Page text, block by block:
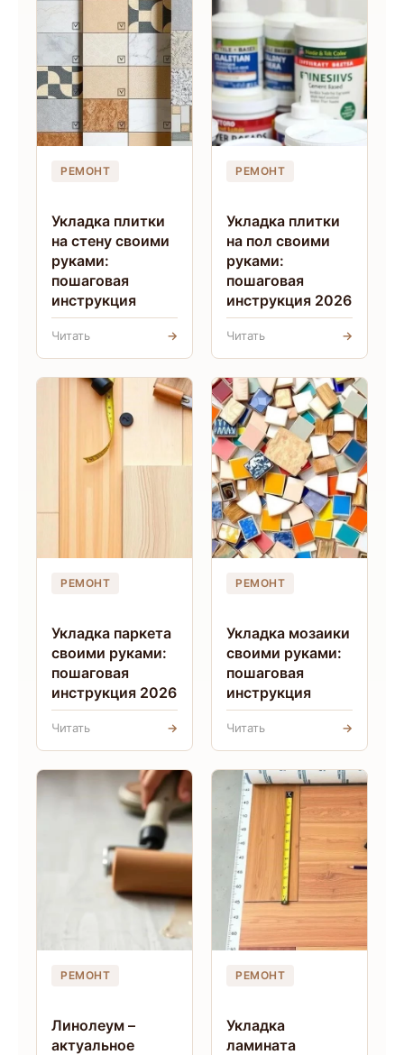
РЕМОНТ
Укладка плитки
на стену своими
руками:
пошаговая
инструкция
Читать →
РЕМОНТ
Укладка плитки
на пол своими
руками:
пошаговая
инструкция 2026
Читать →
РЕМОНТ
Укладка паркета
своими руками:
пошаговая
инструкция 2026
Читать →
РЕМОНТ
Укладка мозаики
своими руками:
пошаговая
инструкция
Читать →
РЕМОНТ
Линолеум –
актуальное
РЕМОНТ
Укладка
ламината